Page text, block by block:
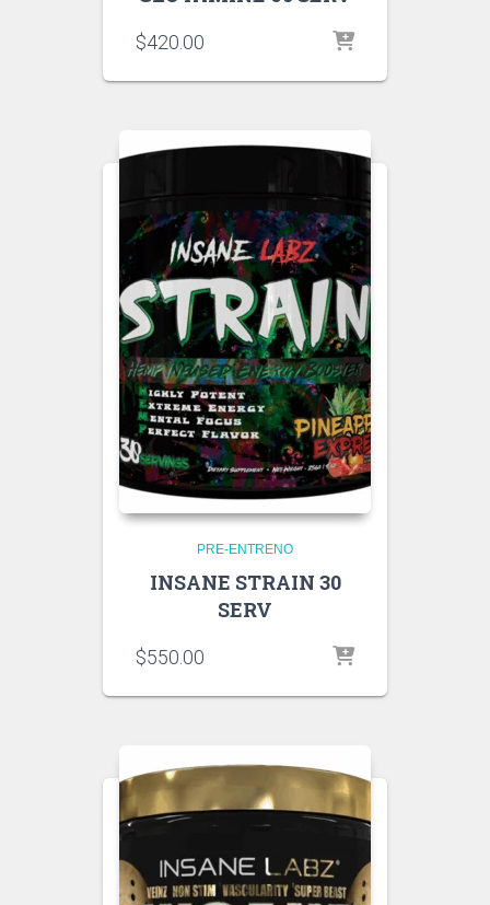
$420.00
PRE-ENTRENO
INSANE STRAIN 30
SERV
$550.00